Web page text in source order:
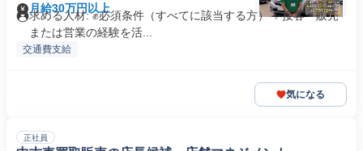
月給30万円以上
求める人材: ✊️必須条件（すべてに該当する方） ✨接客・販売
または営業の経験を活...
交通費支給
気になる
正社員